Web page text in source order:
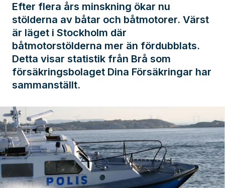
Efter flera års minskning ökar nu
stölderna av båtar och båtmotorer. Värst
är läget i Stockholm där
båtmotorstölderna mer än fördubblats.
Detta visar statistik från Brå som
försäkringsbolaget Dina Försäkringar har
sammanställt.